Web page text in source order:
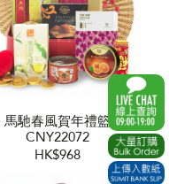
馬馳春風賀年禮籃
CNY22072
HK$968